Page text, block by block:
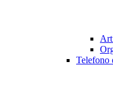
Telefono